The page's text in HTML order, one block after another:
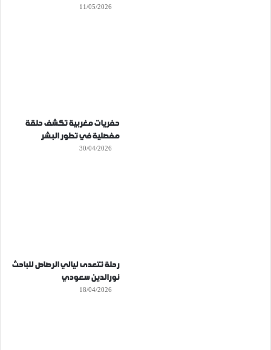
11/05/2026
حفريات مغربية تكشف حلقة
مفصلية في تطور البشر
30/04/2026
رحلة تتعدى ليالي الرصاص للباحث
نورالدين سعودي
18/04/2026